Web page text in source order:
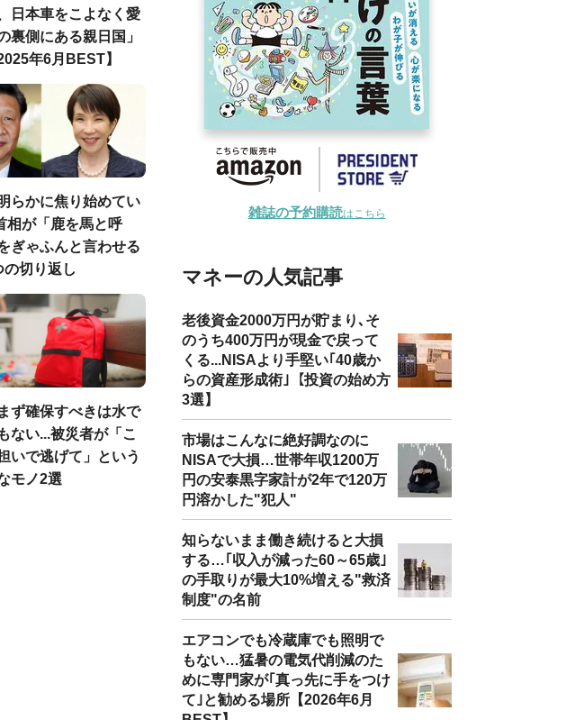
日本車をこよなく愛
裏側にある親日国」
年6月BEST】
らかに焦り始めてい
相が「鹿を馬と呼
ぎゃふんと言わせる
の切り返し
ず確保すべきは水で
ない...被災者が「こ
いで逃げて」という
モノ2選
雑誌の予約購読はこちら
マネーの人気記事
老後資金2000万円が貯まり､そ
のうち400万円が現金で戻って
くる...NISAより手堅い｢40歳か
らの資産形成術｣【投資の始め方
3選】
市場はこんなに絶好調なのに
NISAで大損…世帯年収1200万
円の安泰黒字家計が2年で120万
円溶かした"犯人"
知らないまま働き続けると大損
する…｢収入が減った60～65歳｣
の手取りが最大10%増える"救済
制度"の名前
エアコンでも冷蔵庫でも照明で
もない…猛暑の電気代削減のた
めに専門家が｢真っ先に手をつけ
て｣と勧める場所【2026年6月